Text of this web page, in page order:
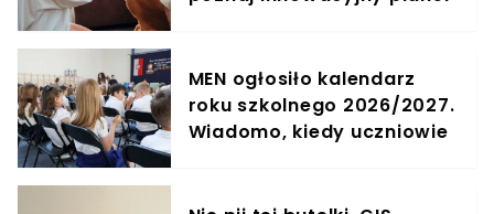
MEN ogłosiło kalendarz
roku szkolnego 2026/2027.
Wiadomo, kiedy uczniowie